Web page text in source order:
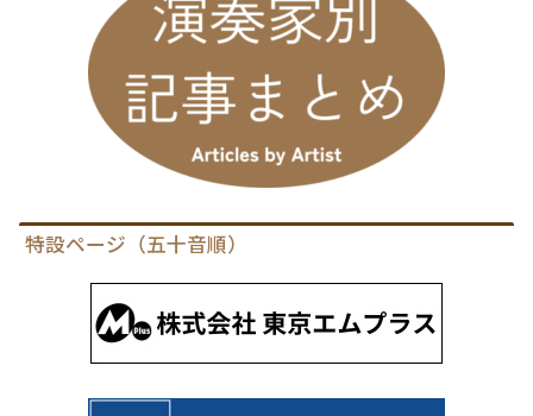
特設ページ（五十音順）